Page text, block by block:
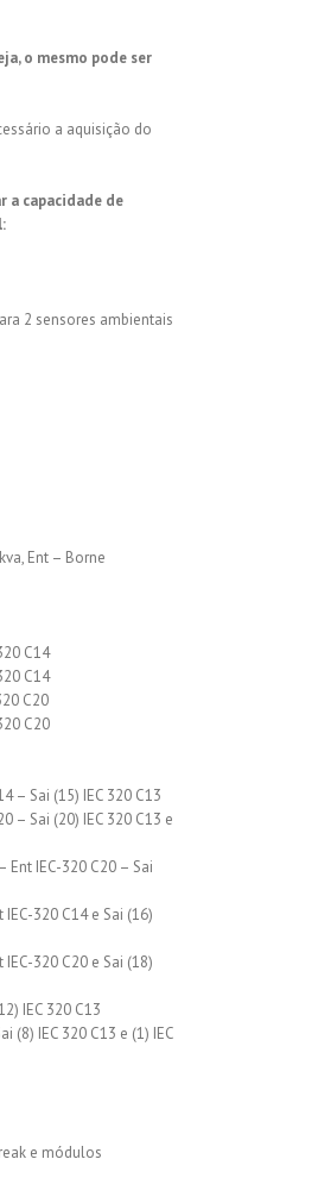
o mesmo pode ser
a aquisição do
a capacidade de
2 sensores ambientais
Ent – Borne
C14
C14
C20
C20
– Sai (15) IEC 320 C13
– Sai (20) IEC 320 C13 e
IEC-320 C20 – Sai
320 C14 e Sai (16)
320 C20 e Sai (18)
IEC 320 C13
(8) IEC 320 C13 e (1) IEC
e módulos